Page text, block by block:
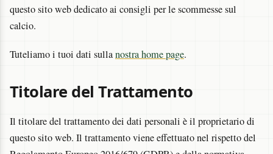
questo sito web dedicato ai consigli per le scommesse sul
calcio.
Tuteliamo i tuoi dati sullanostra home page.
Titolare del Trattamento
Il titolare del trattamento dei dati personali è il proprietario di
questo sito web. Il trattamento viene effettuato nel rispetto del